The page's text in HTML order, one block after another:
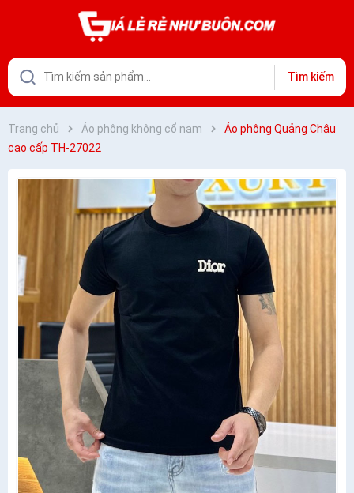
Tìm kiếm
Trang chủ Áo phông không cổ nam
Áo phông Quảng Châu
cao cấp TH-27022